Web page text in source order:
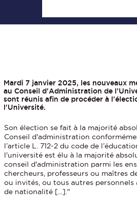
Mardi 7 janvier 2025, les nouveaux
au Conseil d'Administration de
sont réunis afin de procéder à
l'Université.
Son élection se fait à la majorité
Conseil d'administration
l’article L. 712-2 du code de
l'université est élu à la majorité
conseil d'administration parmi les
chercheurs, professeurs ou maîtres
ou invités, ou tous autres personnels
de nationalité [...]."